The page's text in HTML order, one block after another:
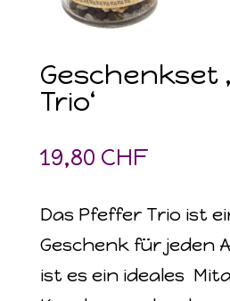
Geschenkset
Trio‘
19,80 CHF
Das Pfeffer Trio ist
Geschenk für jeden
ist es ein ideales